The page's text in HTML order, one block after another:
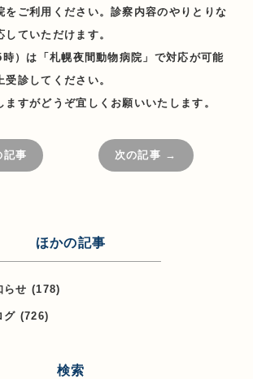
をご利用ください。診察内容のやりとりな
していただけます。
）は「 札幌夜間動物病院 」で対応が可能
診してください。
ますがどうぞ宜しくお願いいたします。
事 次の記事 →
ほかの記事
らせ (178)
グ (726)
検索